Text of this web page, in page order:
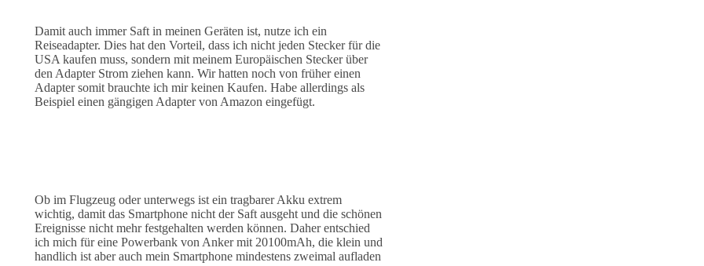
Damit auch immer Saft in meinen Geräten ist, nutze ich ein
Reiseadapter. Dies hat den Vorteil, dass ich nicht jeden Stecker für die
USA kaufen muss, sondern mit meinem Europäischen Stecker über
den Adapter Strom ziehen kann. Wir hatten noch von früher einen
Adapter somit brauchte ich mir keinen Kaufen. Habe allerdings als
Beispiel einen gängigen Adapter von Amazon eingefügt.
Ob im Flugzeug oder unterwegs ist ein tragbarer Akku extrem
wichtig, damit das Smartphone nicht der Saft ausgeht und die schönen
Ereignisse nicht mehr festgehalten werden können. Daher entschied
ich mich für eine Powerbank von Anker mit 20100mAh, die klein und
handlich ist aber auch mein Smartphone mindestens zweimal aufladen